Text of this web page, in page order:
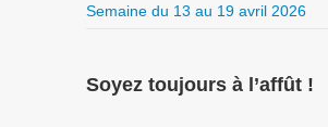
Semaine du 13 au 19 avril 2026
Soyez toujours à l’affût !